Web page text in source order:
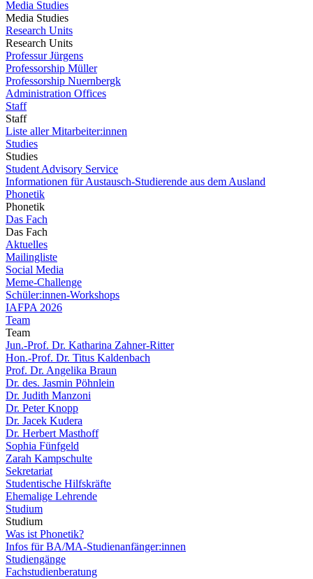
Media Studies
Media Studies
Research Units
Research Units
Professur Jürgens
Professorship Müller
Professorship Nuernbergk
Administration Offices
Staff
Staff
Liste aller Mitarbeiter:innen
Studies
Studies
Student Advisory Service
Informationen für Austausch-Studierende aus dem Ausland
Phonetik
Phonetik
Das Fach
Das Fach
Aktuelles
Mailingliste
Social Media
Meme-Challenge
Schüler:innen-Workshops
IAFPA 2026
Team
Team
Jun.-Prof. Dr. Katharina Zahner-Ritter
Hon.-Prof. Dr. Titus Kaldenbach
Prof. Dr. Angelika Braun
Dr. des. Jasmin Pöhnlein
Dr. Judith Manzoni
Dr. Peter Knopp
Dr. Jacek Kudera
Dr. Herbert Masthoff
Sophia Fünfgeld
Zarah Kampschulte
Sekretariat
Studentische Hilfskräfte
Ehemalige Lehrende
Studium
Studium
Was ist Phonetik?
Infos für BA/MA-Studienanfänger:innen
Studiengänge
Fachstudienberatung